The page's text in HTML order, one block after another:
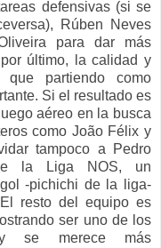
defensivas (si se
Rúben Neves
para dar más
último, la calidad y
que partiendo como
Si el resultado es
aéreo en la busca
como João Félix y
tampoco a Pedro
la Liga NOS, un
-pichichi de la liga-
resto del equipo es
ser uno de los
y se merece más